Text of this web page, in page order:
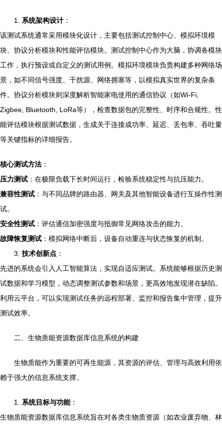
1. 系统架构设计 ：
该测试系统通常采用模块化设计，主要包括测试控制中心、模拟环境模
块、协议分析模块和性能评估模块。测试控制中心作为大脑，协调各模块
工作，执行预设或自定义的测试用例。模拟环境模块负责构建多种网络场
景，如不同信号强度、干扰源、网络拥塞等，以模拟真实世界的复杂条
件。协议分析模块则深度解析智能家电使用的通信协议（如Wi-Fi,
Zigbee, Bluetooth, LoRa等），检查数据包的完整性、时序和合规性。性
能评估模块根据测试数据，生成关于连接成功率、延迟、丢包率、吞吐量
等关键指标的详细报告。
核心测试方法 ：
压力测试 ：在极限负载下长时间运行，检验系统稳定性与抗压能力。
兼容性测试 ：与不同品牌的路由器、网关及其他智能设备进行互操作性测
试。
安全性测试 ：评估通信加密强度与抵御常见网络攻击的能力。
故障恢复测试 ：模拟网络中断后，设备自动重连与状态恢复的机制。
3. 技术创新点 ：
先进的系统会引入人工智能算法，实现自适应测试。系统能够根据历史测
试数据和学习模型，动态调整测试参数和场景，更高效地发现潜在缺陷。
利用云平台，可以实现测试任务的远程部署、监控和报告集中管理，提升
测试效率。
二、生物质能资源数据库信息系统的构建
生物质能作为重要的可再生能源，其资源的评估、管理与高效利用依
赖于强大的信息系统支撑。
1. 系统目标与功能：
生物质能资源数据库信息系统旨在对各类生物质资源（如农业废弃物、林